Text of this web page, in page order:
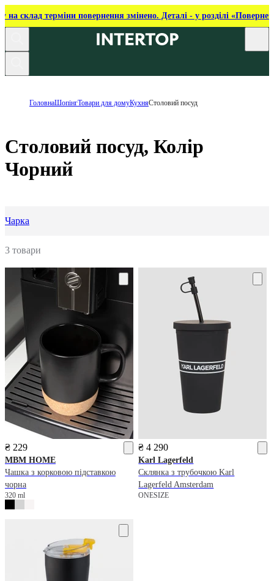
на склад терміни повернення змінено. Деталі - у розділі
ГоловнаШопінгТовари для домуКухняСтоловий посуд
Столовий посуд, Колір
Чорний
Чарка
3 товари
₴ 229
MBM HOME
Чашка з корковою підставкою
чорна
320 ml
₴ 4 290
Karl Lagerfeld
Склянка з трубочкою Karl
Lagerfeld Amsterdam
ONESIZE